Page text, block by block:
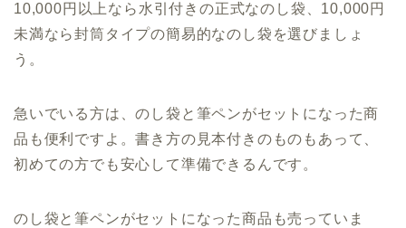
10,000円以上なら水引付きの正式なのし袋、10,000円
未満なら封筒タイプの簡易的なのし袋を選びましょ
う。
急いでいる方は、のし袋と筆ペンがセットになった商
品も便利ですよ。書き方の見本付きのものもあって、
初めての方でも安心して準備できるんです。
のし袋と筆ペンがセットになった商品も売っていま